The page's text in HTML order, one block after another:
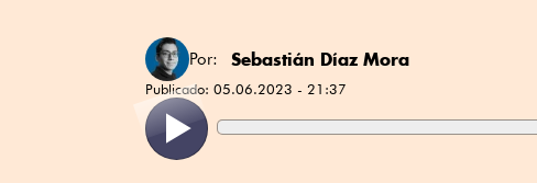
Por: Sebastián Díaz Mora
Publicado: 05.06.2023 - 21:37